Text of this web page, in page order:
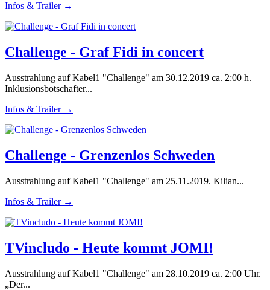
Infos & Trailer →
Challenge - Graf Fidi in concert
Ausstrahlung auf Kabel1 "Challenge" am 30.12.2019 ca. 2:00 h.
Inklusionsbotschafter...
Infos & Trailer →
Challenge - Grenzenlos Schweden
Ausstrahlung auf Kabel1 "Challenge" am 25.11.2019. Kilian...
Infos & Trailer →
TVincludo - Heute kommt JOMI!
Ausstrahlung auf Kabel1 "Challenge" am 28.10.2019 ca. 2:00 Uhr.
„Der...